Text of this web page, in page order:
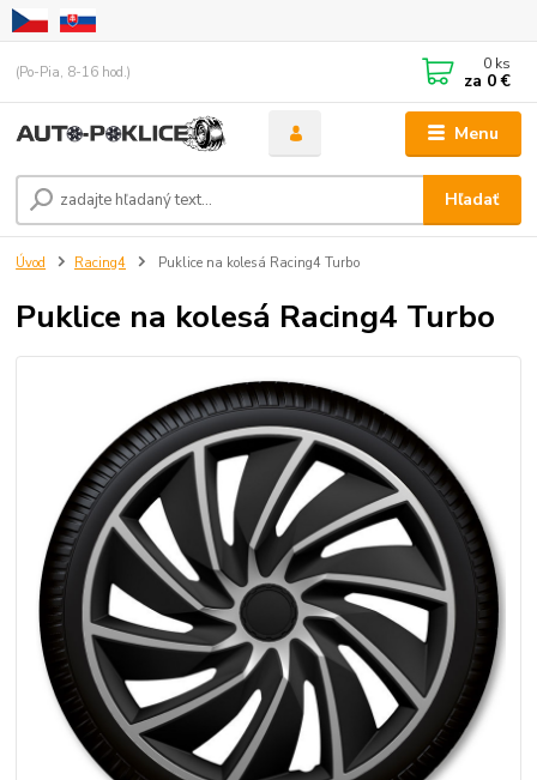
Menu
Hľadať
(Po-Pia, 8-16 hod.) 0 ks
za 0 €
Úvod Racing4 Puklice na kolesá Racing4 Turbo
Puklice na kolesá Racing4 Turbo